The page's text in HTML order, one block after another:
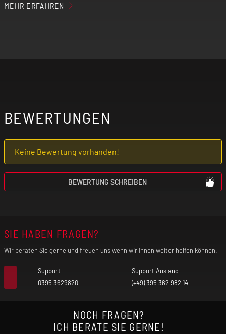
mit Herz-Kreislauf-Erkrankungen
Benutze das Produkt nur mit äußerster
Vorsicht, wenn du an einer
Lungenerkrankung (z. B. Asthma, COPD,
Lunge unter Umständen einen Asthmaanfall,
Luftnot und Hustenanfälle auslösen.
Verwende das Produkt nicht, wenn eines
dieser Symptome bei dir auftritt!
Falls du allergisch auf einen der Inhaltsstoffe
reagierst, darfst du das Produkt nicht
MEHR ERFAHREN
BEWERTUNGEN
Keine Bewertung vorhanden!
BEWERTUNG SCHREIBEN
SIE HABEN FRAGEN?
Wir beraten Sie gerne und freuen uns wenn wir Ihnen weiter helfen können.
Support
0395 3629820
Support Ausland
(+49) 395 362 982 14
NOCH FRAGEN?
ICH BERATE SIE GERNE!